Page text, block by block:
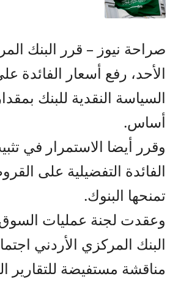
صراحة نيوز – قرر البنك
الأحد، رفع أسعار الفائدة
أساس.
وقرر أيضا الاستمرار في
الفائدة التفضيلية على
تمنحها البنوك.
وعقدت لجنة عمليات
البنك المركزي الأردني
مناقشة مستفيضة للتقارير